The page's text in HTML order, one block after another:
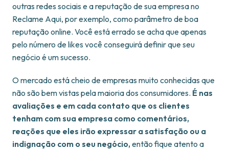
outras redes sociais e a reputação de sua empresa no
Reclame Aqui, por exemplo, como parâmetro de boa
reputação online. Você está errado se acha que apenas
pelo número de likes você conseguirá definir que seu
negócio é um sucesso.
O mercado está cheio de empresas muito conhecidas que
não são bem vistas pela maioria dos consumidores. É nas
avaliações e em cada contato que os clientes
tenham com sua empresa como comentários,
reações que eles irão expressar a satisfação ou a
indignação com o seu negócio, então fique atento a